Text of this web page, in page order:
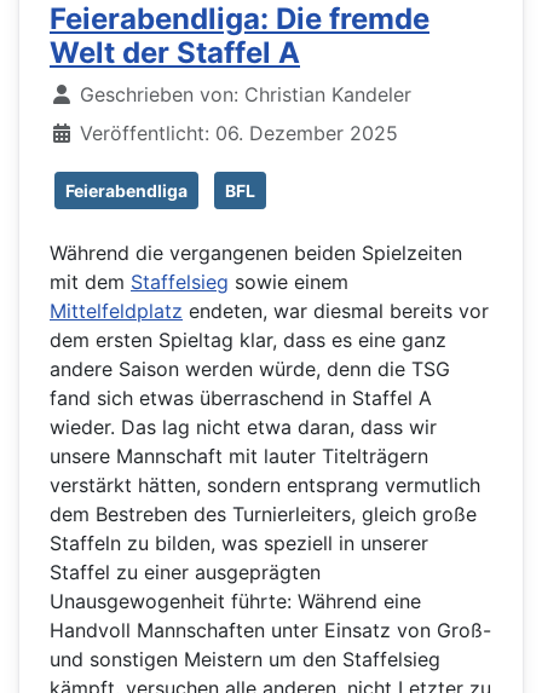
Feierabendliga: Die fremde
Welt der Staffel A
DetailsGeschrieben von: Christian Kandeler
Veröffentlicht: 06. Dezember 2025
Feierabendliga BFL
Während die vergangenen beiden Spielzeiten
mit dem Staffelsieg sowie einem
Mittelfeldplatz endeten, war diesmal bereits vor
dem ersten Spieltag klar, dass es eine ganz
andere Saison werden würde, denn die TSG
fand sich etwas überraschend in Staffel A
wieder. Das lag nicht etwa daran, dass wir
unsere Mannschaft mit lauter Titelträgern
verstärkt hätten, sondern entsprang vermutlich
dem Bestreben des Turnierleiters, gleich große
Staffeln zu bilden, was speziell in unserer
Staffel zu einer ausgeprägten
Unausgewogenheit führte: Während eine
Handvoll Mannschaften unter Einsatz von Groß-
und sonstigen Meistern um den Staffelsieg